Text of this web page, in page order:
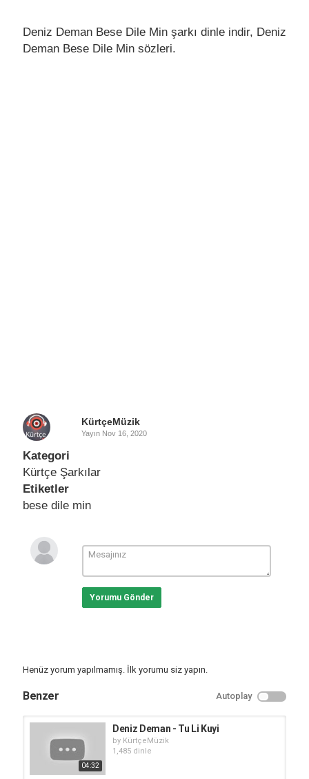
Deniz Deman Bese Dile Min şarkı dinle indir, Deniz
Deman Bese Dile Min sözleri.
KürtçeMüzik
Yayın Nov 16, 2020
Kategori
Kürtçe Şarkılar
Etiketler
bese dile min
Yorumu Gönder
Henüz yorum yapılmamış. İlk yorumu siz yapın.
Benzer Autoplay
04:32
Deniz Deman - Tu Li Kuyi
by KürtçeMüzik
1,485 dinle